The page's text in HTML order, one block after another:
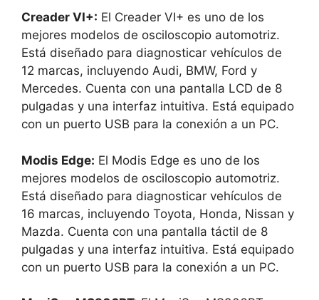
Creader VI+: El Creader VI+ es uno de los
mejores modelos de osciloscopio automotriz.
Está diseñado para diagnosticar vehículos de
12 marcas, incluyendo Audi, BMW, Ford y
Mercedes. Cuenta con una pantalla LCD de 8
pulgadas y una interfaz intuitiva. Está equipado
con un puerto USB para la conexión a un PC.
Modis Edge: El Modis Edge es uno de los
mejores modelos de osciloscopio automotriz.
Está diseñado para diagnosticar vehículos de
16 marcas, incluyendo Toyota, Honda, Nissan y
Mazda. Cuenta con una pantalla táctil de 8
pulgadas y una interfaz intuitiva. Está equipado
con un puerto USB para la conexión a un PC.